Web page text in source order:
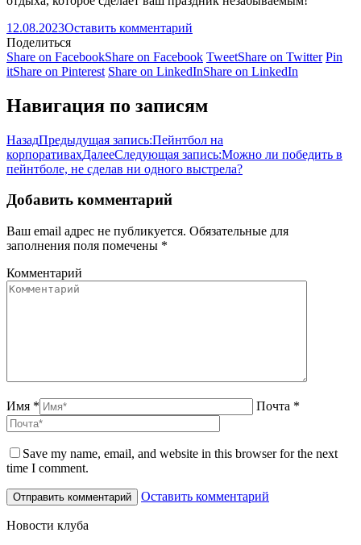
12.08.2023Оставить комментарий
Поделиться
Share on FacebookShare on Facebook TweetShare on Twitter Pin
itShare on Pinterest Share on LinkedInShare on LinkedIn
Навигация по записям
НазадПредыдущая запись:Пейнтбол на
корпоративахДалееСледующая запись:Можно ли победить в
пейнтболе, не сделав ни одного выстрела?
Добавить комментарий
Ваш email адрес не публикуется. Обязательные для
заполнения поля помечены *
Комментарий
Имя * Почта *
Save my name, email, and website in this browser for the next
time I comment.
Оставить комментарий
Новости клуба